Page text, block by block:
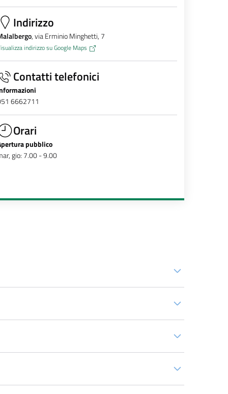
Indirizzo
, via Erminio Minghetti, 7
indirizzo su Google Maps
Contatti telefonici
6662711
Orari
pubblico
gio: 7.00 - 9.00